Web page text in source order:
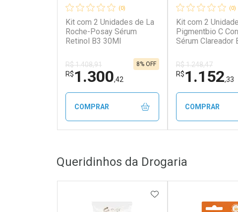
(0)
Kit com 2 Unidades de La
Roche-Posay Sérum
Retinol B3 30Ml
R$ 1.408,91
R$1.300,42
8% OFF
COMPRAR
Laboratório
Por Menos
(0)
Kit com 2
Pigmentbio C
Sérum Clareador
R$ 1.248,47
R$1.152,33
COMPRAR
Laboratório
Por Menos
Queridinhos da Drogaria
ADICIONAR AOS